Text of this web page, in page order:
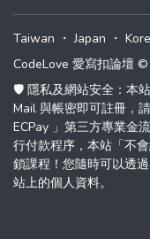
Taiwan ・Japan ・
CodeLove 愛寫扣論壇
🛡️ 隱私及網站安全：本
Mail 與帳密即可註冊，
ECPay 」第三方專業金
行付款程序，本站「不
鎖課程！您隨時可以透
站上的個人資料。